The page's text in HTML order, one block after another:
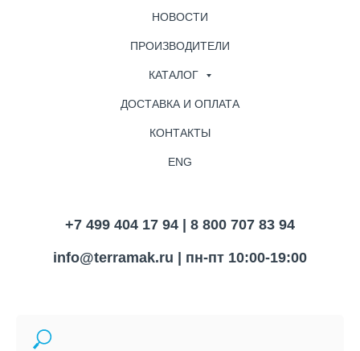
НОВОСТИ
ПРОИЗВОДИТЕЛИ
КАТАЛОГ
ДОСТАВКА И ОПЛАТА
КОНТАКТЫ
ENG
+7 499 404 17 94 | 8 800 707 83 94
info@terramak.ru | пн-пт 10:00-19:00